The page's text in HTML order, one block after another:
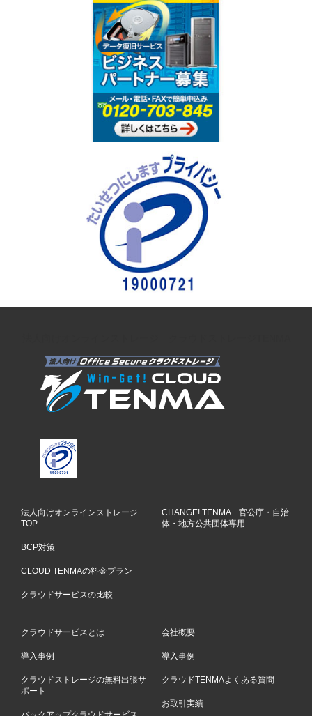
法人向けオンラインストレージ
TOP
BCP対策
CLOUD TENMAの料金プラン
クラウドサービスの比較
CHANGE! TENMA 官公庁・自治
体・地方公共団体専用
クラウドサービスとは
導入事例
クラウドストレージの無料出張サ
ポート
会社概要
導入事例
クラウドTENMAよくある質問
お取引実績